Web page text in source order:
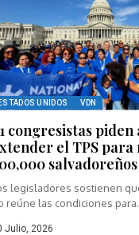
ESTADOS UNIDOS VDN
congresistas piden
el TPS para
salvadoreños
legisladores sostienen
reúne las condiciones
Julio, 2026